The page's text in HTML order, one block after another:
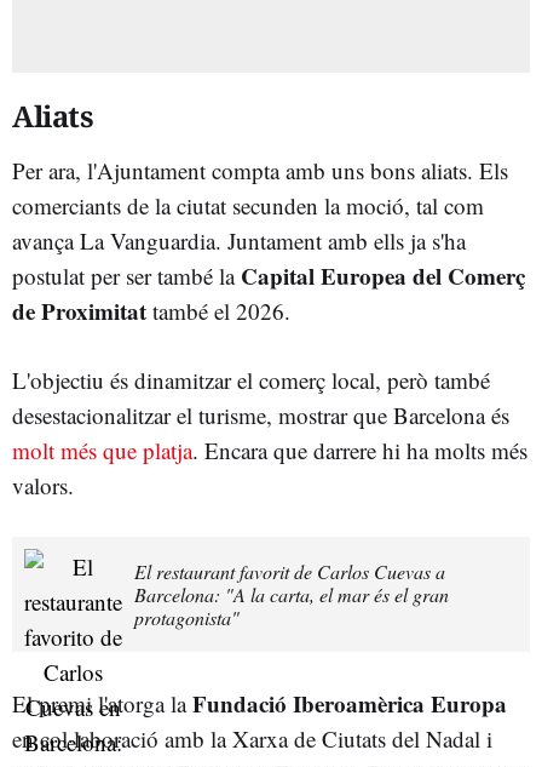
Aliats
Per ara, l'Ajuntament compta amb uns bons aliats. Els
comerciants de la ciutat secunden la moció, tal com
avança La Vanguardia. Juntament amb ells ja s'ha
postulat per ser també la Capital Europea del Comerç
de Proximitat també el 2026.
L'objectiu és dinamitzar el comerç local, però també
desestacionalitzar el turisme, mostrar que Barcelona és
molt més que platja. Encara que darrere hi ha molts més
valors.
El restaurant favorit de Carlos Cuevas a
Barcelona: "A la carta, el mar és el gran
protagonista"
El premi l'atorga laFundació Iberoamèrica Europa
en col·laboració amb la Xarxa de Ciutats del Nadal i